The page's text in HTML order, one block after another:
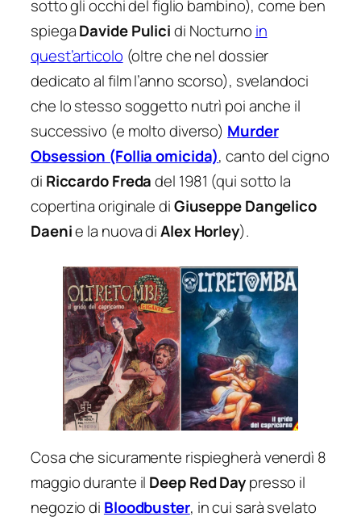
sotto gli occhi del figlio bambino), come ben
spiegaDavide Pulicidi Nocturno in
quest’articolo (oltre che nel dossier
dedicato al film l’anno scorso), svelandoci
che lo stesso soggetto nutrì poi anche il
successivo (e molto diverso) Murder
Obsession (Follia omicida), canto del cigno
di Riccardo Fredadel 1981 (qui sotto la
copertina originale diGiuseppe Dangelico
Daenie la nuova diAlex Horley).
Cosa che sicuramente rispiegherà venerdì 8
maggio durante il Deep Red Daypresso il
negozio di Bloodbuster, in cui sarà svelato